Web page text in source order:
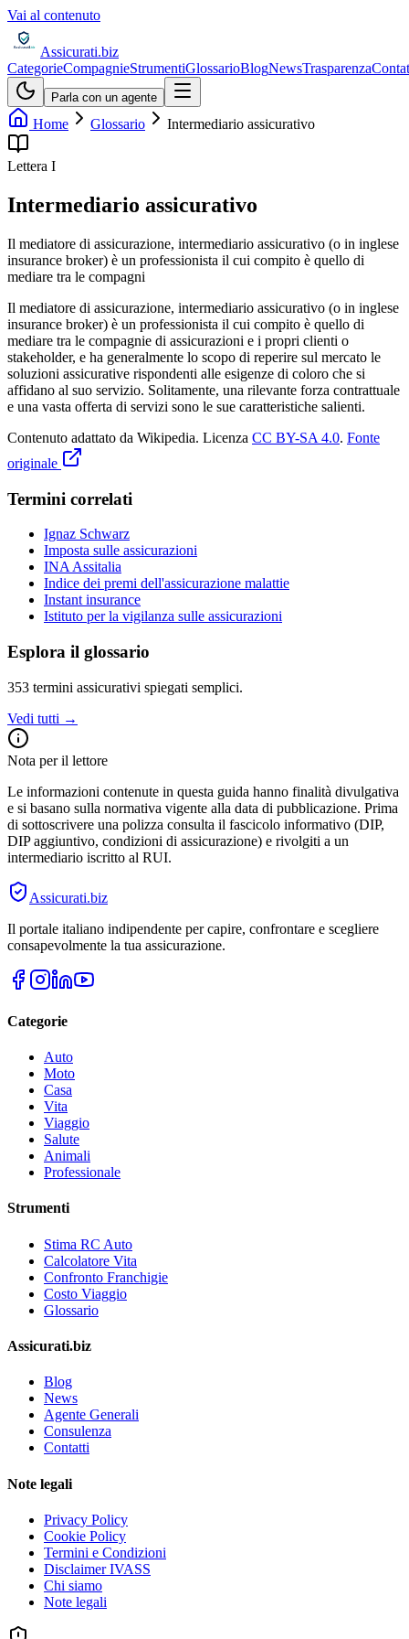
Vai al contenuto
Assicurati.biz
CategorieCompagnieStrumentiGlossarioBlogNewsTrasparenza
Parla con un agente
Home Glossario Intermediario assicurativo
Lettera I
Intermediario assicurativo
Il mediatore di assicurazione, intermediario assicurativo (o in inglese
insurance broker) è un professionista il cui compito è quello di
mediare tra le compagni
Il mediatore di assicurazione, intermediario assicurativo (o in inglese
insurance broker) è un professionista il cui compito è quello di
mediare tra le compagnie di assicurazioni e i propri clienti o
stakeholder, e ha generalmente lo scopo di reperire sul mercato le
soluzioni assicurative rispondenti alle esigenze di coloro che si
affidano al suo servizio. Solitamente, una rilevante forza contrattuale
e una vasta offerta di servizi sono le sue caratteristiche salienti.
Contenuto adattato da Wikipedia. Licenza CC BY-SA 4.0. Fonte
originale
Termini correlati
Ignaz Schwarz
Imposta sulle assicurazioni
INA Assitalia
Indice dei premi dell'assicurazione malattie
Instant insurance
Istituto per la vigilanza sulle assicurazioni
Esplora il glossario
353 termini assicurativi spiegati semplici.
Vedi tutti →
Nota per il lettore
Le informazioni contenute in questa guida hanno finalità divulgativa
e si basano sulla normativa vigente alla data di pubblicazione. Prima
di sottoscrivere una polizza consulta il fascicolo informativo (DIP,
DIP aggiuntivo, condizioni di assicurazione) e rivolgiti a un
intermediario iscritto al RUI.
Assicurati.biz
Il portale italiano indipendente per capire, confrontare e scegliere
consapevolmente la tua assicurazione.
Categorie
Auto
Moto
Casa
Vita
Viaggio
Salute
Animali
Professionale
Strumenti
Stima RC Auto
Calcolatore Vita
Confronto Franchigie
Costo Viaggio
Glossario
Assicurati.biz
Blog
News
Agente Generali
Consulenza
Contatti
Note legali
Privacy Policy
Cookie Policy
Termini e Condizioni
Disclaimer IVASS
Chi siamo
Note legali